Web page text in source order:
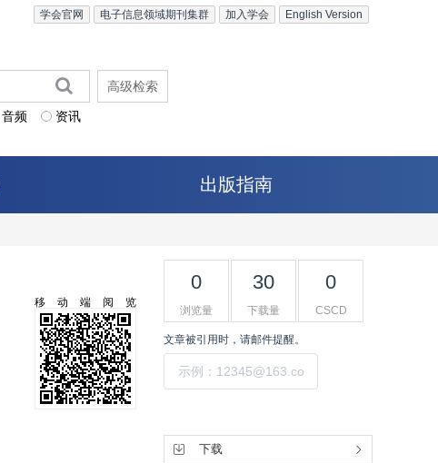
English Version
加入学会
电子信息领域期刊集群
学会官网
音频 资讯
高级检索
出版指南
移动端阅览
0
浏览量
30
下载量
0
CSCD
文章被引用时，请邮件提醒。
下载